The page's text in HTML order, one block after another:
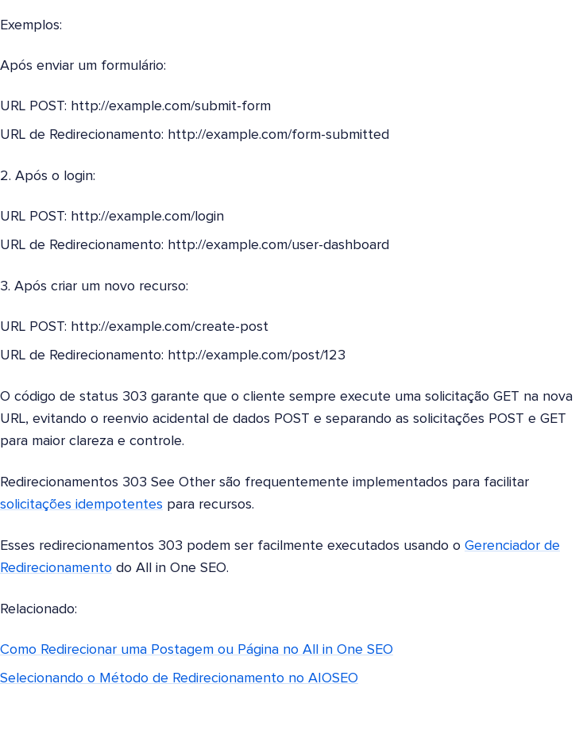
Exemplos:
Após enviar um formulário:
URL POST: http://example.com/submit-form
URL de Redirecionamento: http://example.com/form-submitted
2. Após o login:
URL POST: http://example.com/login
URL de Redirecionamento: http://example.com/user-dashboard
3. Após criar um novo recurso:
URL POST: http://example.com/create-post
URL de Redirecionamento: http://example.com/post/123
O código de status 303 garante que o cliente sempre execute uma solicitação GET na nova
URL, evitando o reenvio acidental de dados POST e separando as solicitações POST e GET
para maior clareza e controle.
Redirecionamentos 303 See Other são frequentemente implementados para facilitar
solicitações idempotentes para recursos.
Esses redirecionamentos 303 podem ser facilmente executados usando o Gerenciador de
Redirecionamento do All in One SEO.
Relacionado:
Como Redirecionar uma Postagem ou Página no All in One SEO
Selecionando o Método de Redirecionamento no AIOSEO